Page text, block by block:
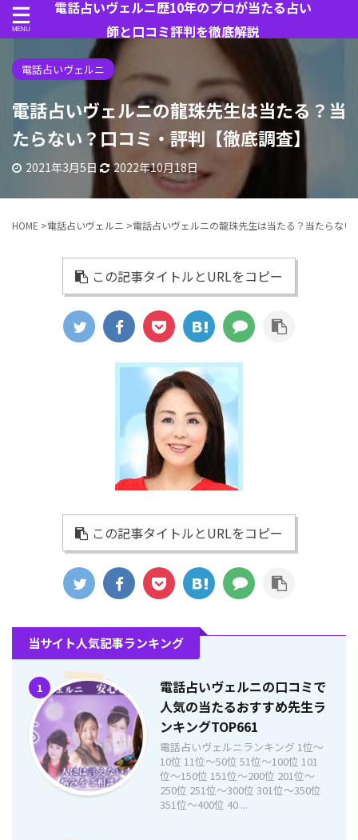
電話占いヴェルニ歴10年のプロが当たる占い
師と口コミ評判を徹底解説
電話占いヴェルニ
電話占いヴェルニの龍珠先生は当たる？当
たらない？口コミ・評判【徹底調査】
2021年3月5日 2022年10月18日
HOME >電話占いヴェルニ >電話占いヴェルニの龍珠先生は当たる？当たらな
この記事タイトルとURLをコピー
この記事タイトルとURLをコピー
当サイト人気記事ランキング
1
電話占いヴェルニの口コミで
人気の当たるおすすめ先生ラ
ンキングTOP661
電話占いヴェルニランキング 1位〜
10位 11位〜50位 51位〜100位 101
位〜150位 151位〜200位 201位〜
250位 251位〜300位 301位〜350位
351位〜400位 40 ...